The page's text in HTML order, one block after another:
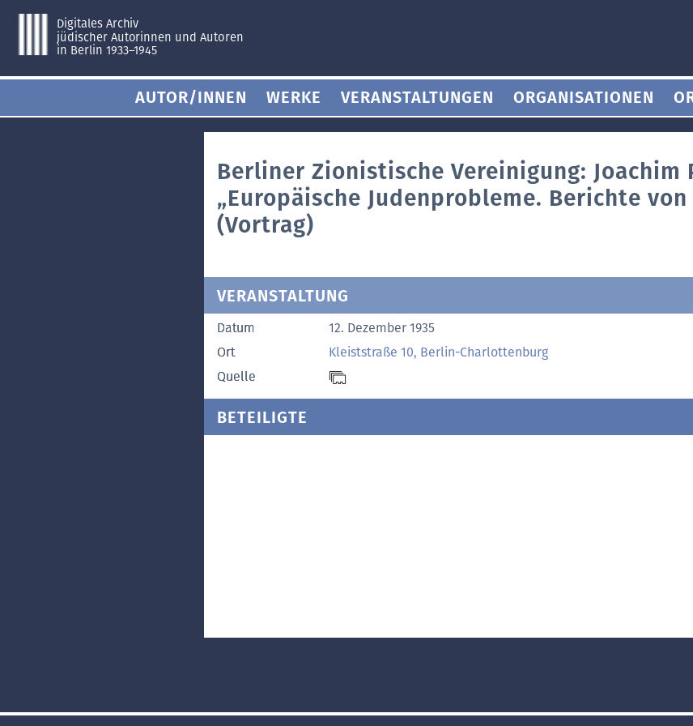
Digitales Archiv
jüdischer Autorinnen und Autoren
in Berlin 1933–1945
AUTOR/INNEN WERKE VERANSTALTUNGEN ORGANISATIONEN
Berliner Zionistische Vereinigung: Joachim
„Europäische Judenprobleme. Berichte von
(Vortrag)
VERANSTALTUNG
Datum
12. Dezember 1935
Ort
Kleiststraße 10, Berlin-Charlottenburg
Quelle
BETEILIGTE